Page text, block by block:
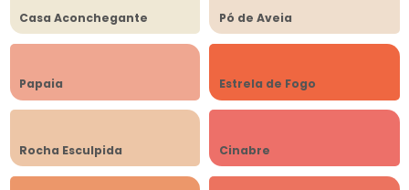
Casa Aconchegante Pó de Aveia
Papaia Estrela de Fogo
Rocha Esculpida Cinabre